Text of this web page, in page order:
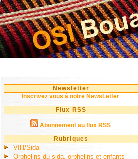
Newsletter
Inscrivez vous à notre NewsLetter
Flux RSS
Abonnement au flux RSS
Rubriques
VIH/Sida
Orphelins du sida, orphelins et enfants